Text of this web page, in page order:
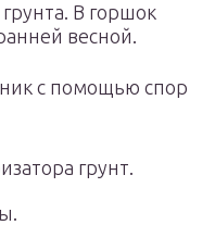
В горшок
весной.
с помощью спор
грунт.